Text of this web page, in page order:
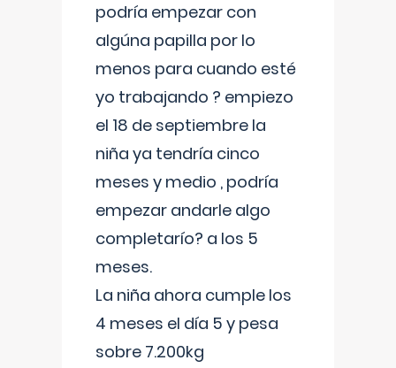
podría empezar con
algúna papilla por lo
menos para cuando esté
yo trabajando ? empiezo
el 18 de septiembre la
niña ya tendría cinco
meses y medio , podría
empezar andarle algo
completarío? a los 5
meses.
La niña ahora cumple los
4 meses el día 5 y pesa
sobre 7.200kg